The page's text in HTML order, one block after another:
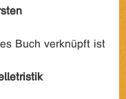
Buch verknüpft ist